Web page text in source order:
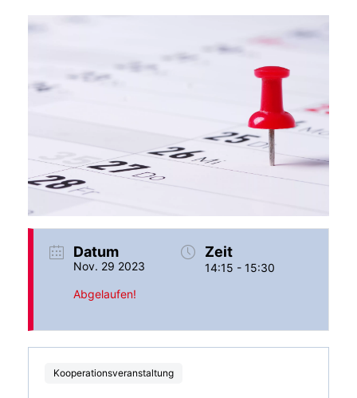
Datum
Nov. 29 2023
Abgelaufen!
Zeit
14:15 - 15:30
Kooperationsveranstaltung